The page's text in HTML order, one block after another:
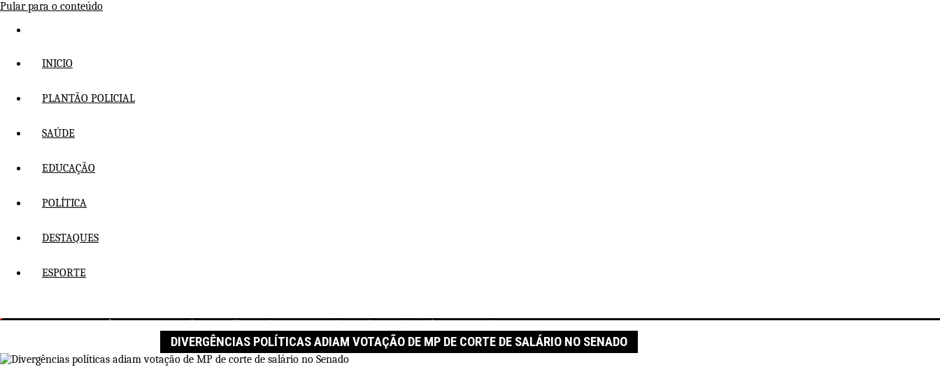
Pular para o conteúdo
INICIO
PLANTÃO POLICIAL
SAÚDE
EDUCAÇÃO
POLÍTICA
DESTAQUES
ESPORTE
Divergências políticas adiam votação de MP de corte de salário no Senado
DIVERGÊNCIAS POLÍTICAS ADIAM VOTAÇÃO DE MP DE CORTE DE SALÁRIO NO SENADO